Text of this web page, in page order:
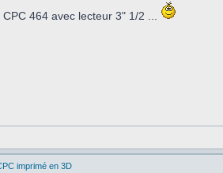
464 avec lecteur 3" 1/2 ...
imprimé en 3D